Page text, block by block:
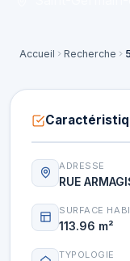
Accueil Recherche
ADRESSE
RUE
SURFACE
113.96 m²
TYPOLOGIE